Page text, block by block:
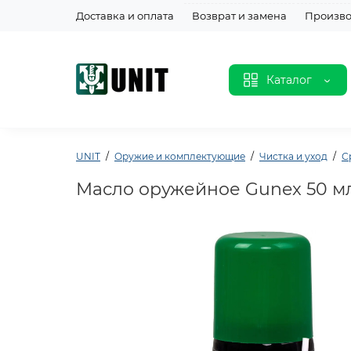
Доставка и оплата Возврат и замена
Каталог
UNIT Оружие и комплектующие Чистка и уход
Масло оружейное Gunex 50